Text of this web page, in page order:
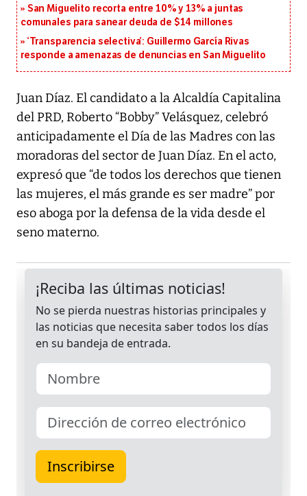
San Miguelito recorta entre 10% y 13% a juntas
comunales para sanear deuda de $14 millones
‘Transparencia selectiva’: Guillermo García Rivas
responde a amenazas de denuncias en San Miguelito
Juan Díaz. El candidato a la Alcaldía Capitalina
del PRD, Roberto “Bobby” Velásquez, celebró
anticipadamente el Día de las Madres con las
moradoras del sector de Juan Díaz. En el acto,
expresó que “de todos los derechos que tienen
las mujeres, el más grande es ser madre” por
eso aboga por la defensa de la vida desde el
seno materno.